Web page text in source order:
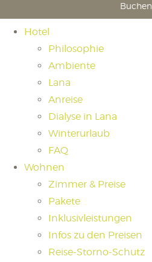
Buchen
Hotel
Philosophie
Ambiente
Lana
Anreise
Dialyse in Lana
Winterurlaub
FAQ
Wohnen
Zimmer & Preise
Pakete
Inklusivleistungen
Infos zu den Preisen
Reise-Storno-Schutz